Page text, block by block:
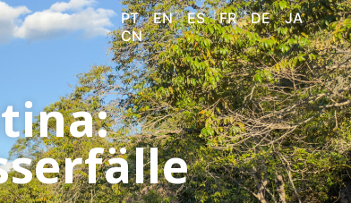
PT EN ES FR DE
JA
CN